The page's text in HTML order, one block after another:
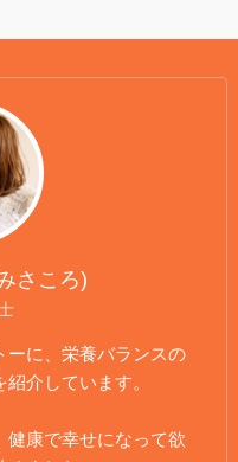
さころ)
ーに、栄養バランスの
介しています。
健康で幸せになって欲